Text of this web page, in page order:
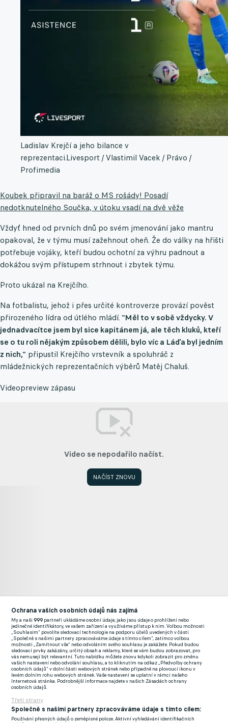
Ladislav Krejčí a jeho bilance v
reprezentaci.Livesport / Vlastimil Vacek / Právo /
Profimedia
Koubek připravil na baráž o MS rošády! Posadí
nedotknutelného Součka, v útoku vsadí na dvě věže
Vždyť hned od prvních dnů po svém jmenování jako mantru
opakoval, že v týmu musí zažehnout oheň. Že do války na hřišti
potřebuje vojáky, kteří budou ochotní za výhru padnout a
dokážou svým přístupem strhnout i zbytek týmu.
Proto ukázal na Krejčího.
Na fotbalistu, jehož i přes určité kontroverze provází pověst
přirozeného lídra od útlého mládí. "Měl to v sobě vždycky. V
jednadvacítce jsem byl sice kapitánem já, ale těch kluků, kteří
se o tu roli nějakým způsobem dělili, bylo víc a Láďa byl jedním
z nich," připustil Krejčího vrstevník a spoluhráč z
mládežnických reprezentačních výběrů Matěj Chaluš.
Videopreview zápasu
Video se nepodařilo načíst.
NAČÍST ZNOVU
Mistrovství světa 2026: Česko - Irsko (videopreview)
Právě během dvouletého cyklu v reprezentační jednadvacítce
podle něj Krejčí fotbalově vystřelil."V kvalifikaci na Euro dal
dva góly San Marinu a v ten moment se to celé zlomilo. Jako by
v sobě objevil něco, co do té doby neznal, začal dávat góly i ve
Spartě a ohromně vyrostl i po lidské stránce,"
který v posledních sezonách patří k defenzivním pilířům
ostravského Baníku.
Ochrana vašich osobních údajů nás zajímá
My a naši999 partneři ukládáme osobní údaje, jako jsou údaje o prohlížení nebo
jedinečné identifikátory, ve vašem zařízení a využíváme přístup k nim. Volbou možnosti
„Souhlasím“ povolíte sledovací technologie na podporu účelů uvedených v části
„Společně s našimi partnery zpracováváme údaje s tímto cílem“, zatímco volbou
možnosti „Zamítnout vše“ nebo odvoláním svého souhlasu je zakážete. Pokud budou
sledovací prvky zakázány, určitý obsah a reklamy, které se vám budou zobrazovat, pro
vás nemusejí být relevantní. Tuto nabídku můžete znovu kdykoli zobrazit pro změnu
vašich nastavení nebo odvolání souhlasu, a to kliknutím na odkaz „Předvolby ochrany
osobních údajů“ v dolní části webových stránek nebo případně na plovoucí ikonu v
levém dolním rohu webových stránek. Vaše nastavení se uplatní v rámci našeho
Internetová stránka. Podrobnější informace najdete v našich Zásadách ochrany
osobních údajů.
Třetí strany
Společně s našimi partnery zpracováváme údaje s tímto cílem:
Používání přesných údajů o zeměpisné poloze. Aktivní vyhledávání identifikačních